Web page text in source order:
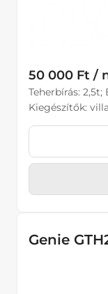
50 000 Ft /
Teherbírás:
Kiegészítők: villa
Genie